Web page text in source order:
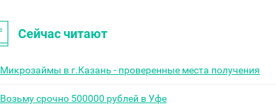
Сейчас читают
Микрозаймы в г.Казань - проверенные места получения
Возьму срочно 500000 рублей в Уфе